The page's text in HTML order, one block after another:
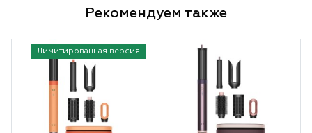
Рекомендуем также
Лимитированная версия